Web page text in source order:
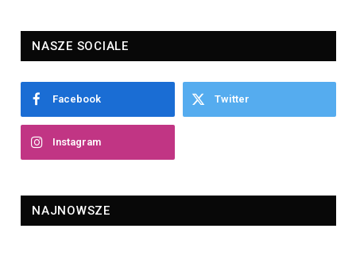
NASZE SOCIALE
Facebook Twitter
Instagram
NAJNOWSZE